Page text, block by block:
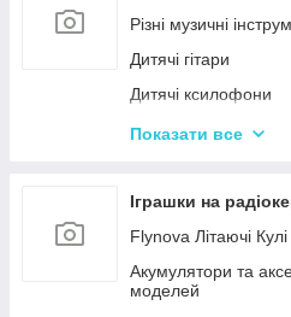
Металеві
Різні музичні
Дитячі гітари
Дитячі ксилофони
Дитячі Синтезатори
Показати все
Іграшки на
Flynova Літаючі Кулі
Акумулятори та
моделей